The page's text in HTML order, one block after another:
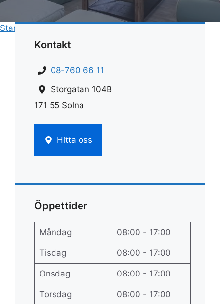
Start
Kontakt
08-760 66 11
Storgatan 104B
171 55 Solna
Hitta oss
Öppettider
Måndag 08:00 - 17:00
Tisdag 08:00 - 17:00
Onsdag 08:00 - 17:00
Torsdag 08:00 - 17:00